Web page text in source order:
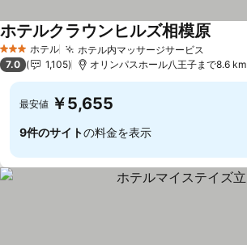
3 ホテルのランク
ホテル ホテル内マッサージサービス
ホテルクラウンヒルズ相模原
7.0 1,105 オリンパスホール八王子まで8.6 km
最安値 ￥5,655
9件のサイトの料金を表示